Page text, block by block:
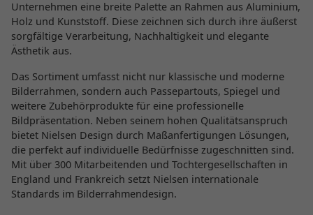
Unternehmen eine breite Palette an Rahmen aus Aluminium,
Holz und Kunststoff. Diese zeichnen sich durch ihre äußerst
sorgfältige Verarbeitung, Nachhaltigkeit und elegante
Ästhetik aus.
Das Sortiment umfasst nicht nur klassische und moderne
Bilderrahmen, sondern auch Passepartouts, Spiegel und
weitere Zubehörprodukte für eine professionelle
Bildpräsentation. Neben seinem hohen Qualitätsanspruch
bietet Nielsen Design durch Maßanfertigungen Lösungen,
die perfekt auf individuelle Bedürfnisse zugeschnitten sind.
Mit über 300 Mitarbeitenden und Tochtergesellschaften in
England und Frankreich setzt Nielsen internationale
Standards im Bilderrahmendesign.